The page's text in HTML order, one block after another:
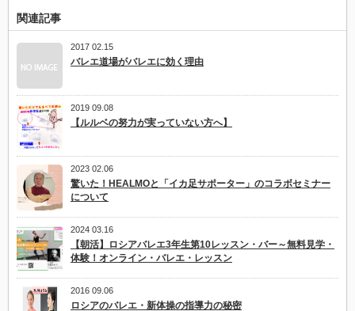
関連記事
2017 02.15
バレエ道場がバレエに効く理由
2019 09.08
【ルルベの努力が実っていない方へ】
2023 02.06
驚いた！HEALMOと「イカ足サポーター」のコラボセミナー
について
2024 03.16
【朝活】ロシアバレエ3年生第10レッスン・バー～無料見学・
体験！オンライン・バレエ・レッスン
2016 09.06
ロシアのバレエ・新体操の指導力の秘密